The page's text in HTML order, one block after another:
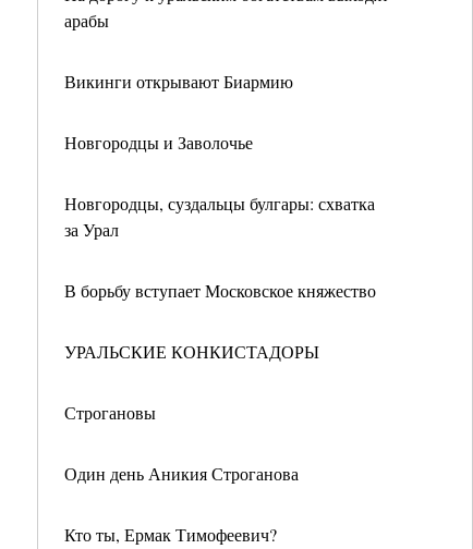
арабы
Викинги открывают Биармию
Новгородцы и Заволочье
Новгородцы, суздальцы булгары: схватка
за Урал
В борьбу вступает Московское княжество
УРАЛЬСКИЕ КОНКИСТАДОРЫ
Строгановы
Один день Аникия Строганова
Кто ты, Ермак Тимофеевич?